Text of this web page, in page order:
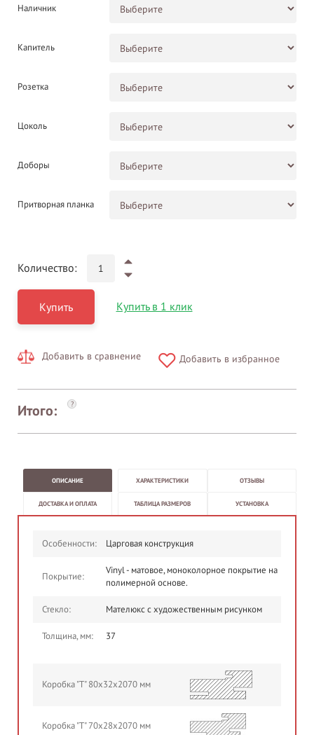
Наличник
Капитель
Розетка
Цоколь
Доборы
Притворная планка
Количество:
Купить Купить в 1 клик
Добавить в сравнение Добавить в избранное
Итого: ?
ОПИСАНИЕ ХАРАКТЕРИСТИКИ ОТЗЫВЫ
ДОСТАВКА И ОПЛАТА ТАБЛИЦА РАЗМЕРОВ УСТАНОВКА
Особенности: Царговая конструкция
Покрытие:
Vinyl - матовое, моноколорное покрытие на
полимерной основе.
Стекло: Мателюкс с художественным рисунком
Толщина, мм: 37
Коробка "Т" 80х32х2070 мм
Коробка "Т" 70х28х2070 мм